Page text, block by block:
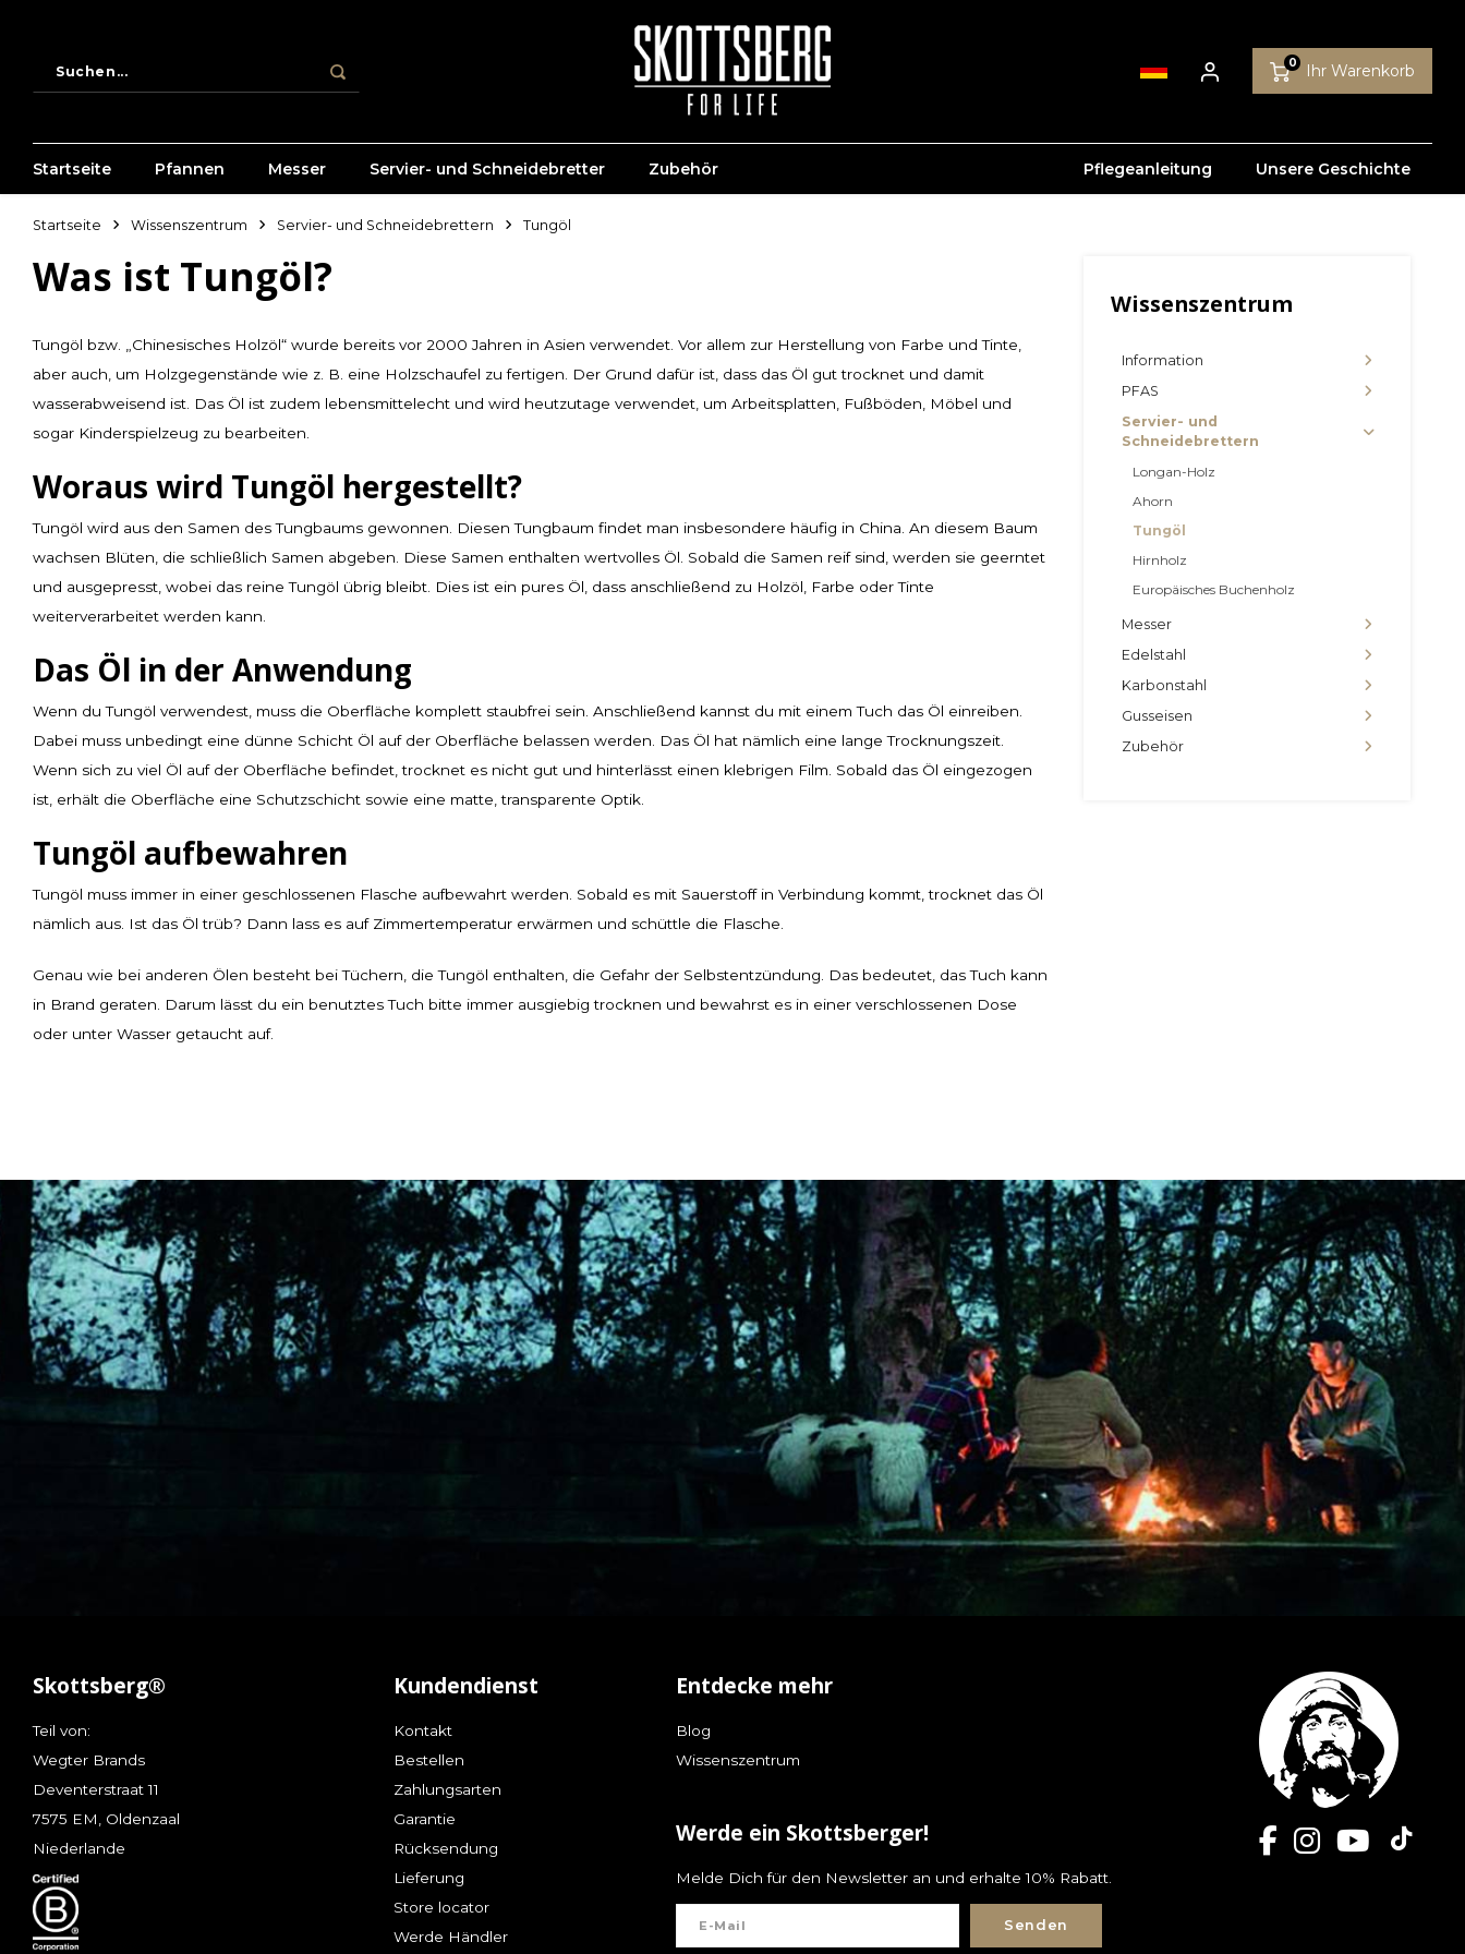
0 Ihr Warenkorb
Startseite Pfannen Messer Servier- und Schneidebretter Zubehör Pflegeanleitung Unsere Geschichte
Startseite Wissenszentrum Servier- und Schneidebrettern Tungöl
Was ist Tungöl?
Tungöl bzw. „Chinesisches Holzöl“ wurde bereits vor 2000 Jahren in Asien verwendet. Vor allem zur Herstellung von Farbe und Tinte,
aber auch, um Holzgegenstände wie z. B. eine Holzschaufel zu fertigen. Der Grund dafür ist, dass das Öl gut trocknet und damit
wasserabweisend ist. Das Öl ist zudem lebensmittelecht und wird heutzutage verwendet, um Arbeitsplatten, Fußböden, Möbel und
sogar Kinderspielzeug zu bearbeiten.
Woraus wird Tungöl hergestellt?
Tungöl wird aus den Samen des Tungbaums gewonnen. Diesen Tungbaum findet man insbesondere häufig in China. An diesem Baum
wachsen Blüten, die schließlich Samen abgeben. Diese Samen enthalten wertvolles Öl. Sobald die Samen reif sind, werden sie geerntet
und ausgepresst, wobei das reine Tungöl übrig bleibt. Dies ist ein pures Öl, dass anschließend zu Holzöl, Farbe oder Tinte
weiterverarbeitet werden kann.
Das Öl in der Anwendung
Wenn du Tungöl verwendest, muss die Oberfläche komplett staubfrei sein. Anschließend kannst du mit einem Tuch das Öl einreiben.
Dabei muss unbedingt eine dünne Schicht Öl auf der Oberfläche belassen werden. Das Öl hat nämlich eine lange Trocknungszeit.
Wenn sich zu viel Öl auf der Oberfläche befindet, trocknet es nicht gut und hinterlässt einen klebrigen Film. Sobald das Öl eingezogen
ist, erhält die Oberfläche eine Schutzschicht sowie eine matte, transparente Optik.
Tungöl aufbewahren
Tungöl muss immer in einer geschlossenen Flasche aufbewahrt werden. Sobald es mit Sauerstoff in Verbindung kommt, trocknet das Öl
nämlich aus. Ist das Öl trüb? Dann lass es auf Zimmertemperatur erwärmen und schüttle die Flasche.
Genau wie bei anderen Ölen besteht bei Tüchern, die Tungöl enthalten, die Gefahr der Selbstentzündung. Das bedeutet, das Tuch kann
in Brand geraten. Darum lässt du ein benutztes Tuch bitte immer ausgiebig trocknen und bewahrst es in einer verschlossenen Dose
oder unter Wasser getaucht auf.
Wissenszentrum
Information
PFAS
Servier- und
Schneidebrettern
Longan-Holz
Ahorn
Tungöl
Hirnholz
Europäisches Buchenholz
Messer
Edelstahl
Karbonstahl
Gusseisen
Zubehör
Skottsberg®
Teil von:
Wegter Brands
Deventerstraat 11
7575 EM, Oldenzaal
Niederlande
Kundendienst
Kontakt
Bestellen
Zahlungsarten
Garantie
Rücksendung
Lieferung
Store locator
Werde Händler
Entdecke mehr
Blog
Wissenszentrum
Werde ein Skottsberger!
Melde Dich für den Newsletter an und erhalte 10% Rabatt.
Senden